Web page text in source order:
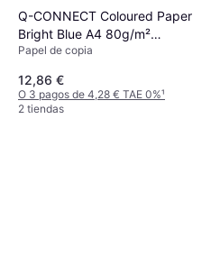
Q-CONNECT Coloured Paper
Bright Blue A4 80g/m²
500pcs
Papel de copia
12,86 €
O 3 pagos de 4,28 € TAE 0%¹
2 tiendas